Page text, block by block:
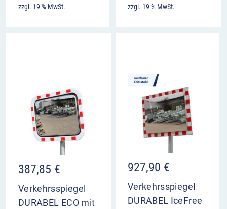
zzgl. 19 % MwSt.
zzgl. 19 % MwSt.
387,85 €
Verkehrsspiegel
DURABEL ECO mit
927,90 €
Verkehrsspiegel
DURABEL IceFree